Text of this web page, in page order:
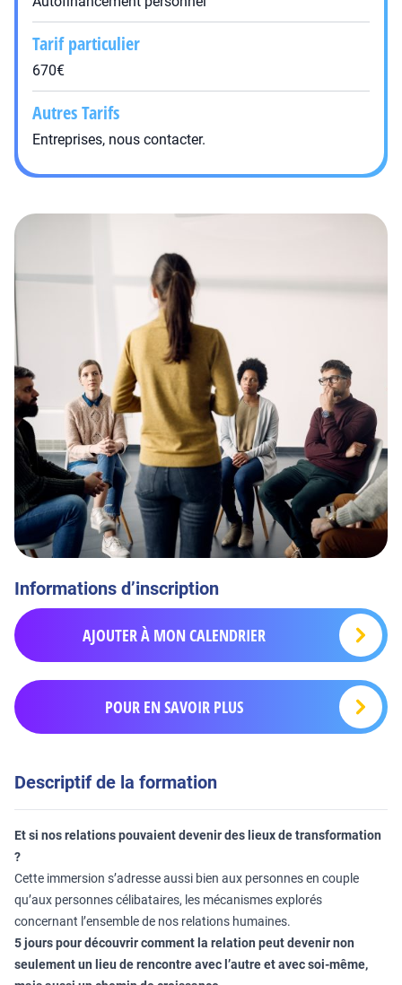
Tarif particulier
670€
Autres Tarifs
Entreprises, nous contacter.
Informations d’inscription
AJOUTER À MON CALENDRIER
POUR EN SAVOIR PLUS
Descriptif de la formation
Et si nos relations pouvaient devenir des lieux de transformation
?
Cette immersion s’adresse aussi bien aux personnes en couple
qu’aux personnes célibataires, les mécanismes explorés
concernant l’ensemble de nos relations humaines.
5 jours pour découvrir comment la relation peut devenir non
seulement un lieu de rencontre avec l’autre et avec soi-même,